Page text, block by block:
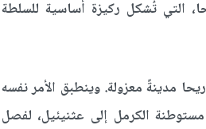
التي تُشكل ركيزة أساسية للسلطة
مدينةً معزولة. وينطبق الأمر نفسه
الكرمل إلى عثنيئيل، لفصل